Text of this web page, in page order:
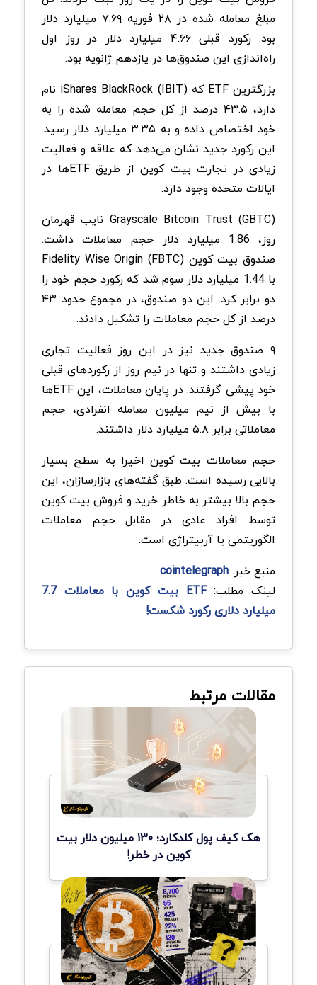
مبلغ معامله شده در ۲۸ فوریه ۷.۶۹ میلیارد دلار
بود. رکورد قبلی ۴.۶۶ میلیارد دلار در روز اول
راه‌اندازی این صندوق‌ها در یازدهم ژانویه بود.
بزرگترین ETF که iShares BlackRock (IBIT) نام
دارد، ۴۳.۵ درصد از کل حجم معامله شده را به
خود اختصاص داده و به ۳.۳۵ میلیارد دلار رسید.
این رکورد جدید نشان می‌دهد که علاقه و فعالیت
زیادی در تجارت بیت کوین از طریق ETFها در
ایالات متحده وجود دارد.
Grayscale Bitcoin Trust (GBTC) نایب قهرمان
روز، 1.86 میلیارد دلار حجم معاملات داشت.
صندوق بیت کوین Fidelity Wise Origin (FBTC)
با 1.44 میلیارد دلار سوم شد که رکورد حجم خود را
دو برابر کرد. این دو صندوق، در مجموع حدود ۴۳
درصد از کل حجم معاملات را تشکیل دادند.
۹ صندوق جدید نیز در این روز فعالیت تجاری
زیادی داشتند و تنها در نیم روز از رکوردهای قبلی
خود پیشی گرفتند. در پایان معاملات، این ETFها
با بیش از نیم میلیون معامله انفرادی، حجم
معاملاتی برابر ۵.۸ میلیارد دلار داشتند.
حجم معاملات بیت کوین اخیرا به سطح بسیار
بالایی رسیده است. طبق گفته‌های بازارسازان، این
حجم بالا بیشتر به خاطر خرید و فروش بیت کوین
توسط افراد عادی در مقابل حجم معاملات
الگوریتمی یا آربیتراژی است.
منبع خبر:cointelegraph
لینک مطلب:
ETF بیت کوین با معاملات 7.7
میلیارد دلاری رکورد شکست!
مقالات مرتبط
هک کیف پول کلدکارد؛ ۱۳۰ میلیون دلار بیت
کوین در خطر!